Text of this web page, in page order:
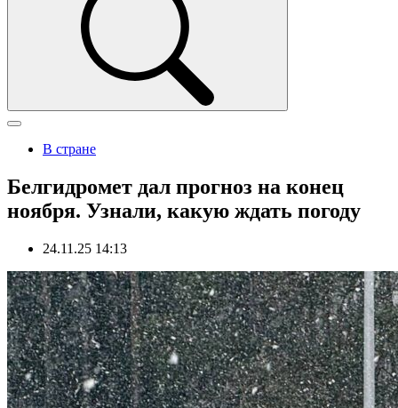
В стране
Белгидромет дал прогноз на конец
ноября. Узнали, какую ждать погоду
24.11.25 14:13